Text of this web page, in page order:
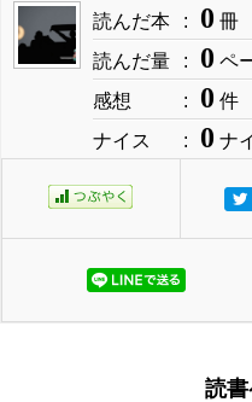
読んだ本 0 冊
読んだ量
0 ペ
感想
0 件
ナイス
0 ナ
読